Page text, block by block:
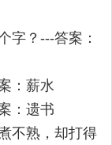
字？---答案：
：薪水
：遗书
不熟，却打得